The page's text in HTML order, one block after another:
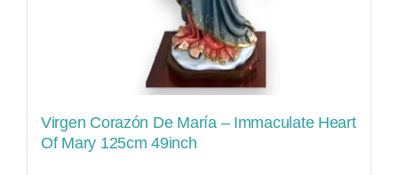
Virgen Corazón De María – Immaculate Heart
Of Mary 125cm 49inch